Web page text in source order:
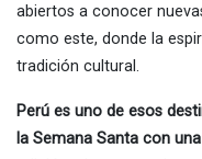
abiertos a conocer
como este, donde la
tradición cultural.
Perú es uno de esos
la Semana Santa con